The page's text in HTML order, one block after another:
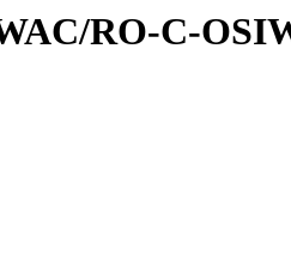
RO-C-